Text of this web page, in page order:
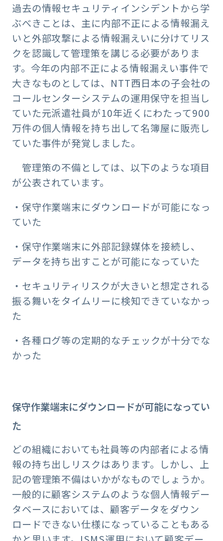
過去の情報セキュリティインシデントから学
ぶべきことは、主に内部不正による情報漏え
いと外部攻撃による情報漏えいに分けてリス
クを認識して管理策を講じる必要がありま
す。今年の内部不正による情報漏えい事件で
大きなものとしては、NTT西日本の子会社の
コールセンターシステムの運用保守を担当し
ていた元派遣社員が10年近くにわたって900
万件の個人情報を持ち出して名簿屋に販売し
ていた事件が発覚しました。
管理策の不備としては、以下のような項目
が公表されています。
・保守作業端末にダウンロードが可能になっ
ていた
・保守作業端末に外部記録媒体を接続し、
データを持ち出すことが可能になっていた
・セキュリティリスクが⼤きいと想定される
振る舞いをタイムリーに検知できていなかっ
た
・各種ログ等の定期的なチェックが⼗分でな
かった
保守作業端末にダウンロードが可能になってい
た
どの組織においても社員等の内部者による情
報の持ち出しリスクはあります。しかし、上
記の管理策不備はいかがなものでしょうか。
一般的に顧客システムのような個人情報デー
タベースにおいては、顧客データをダウン
ロードできない仕様になっていることもある